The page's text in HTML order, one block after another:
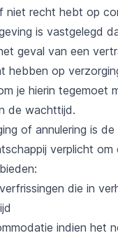
niet recht hebt op
is vastgelegd
geval van een
hebben op
je hierin tegemoet
de wachttijd.
of annulering is de
verplicht om
die in
indien het